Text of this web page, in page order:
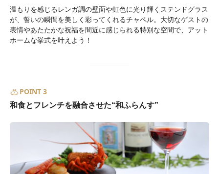
温もりを感じるレンガ調の壁面や虹色に光り輝くステンドグラス
が、誓いの瞬間を美しく彩ってくれるチャペル。大切なゲストの
表情やあたたかな祝福を間近に感じられる特別な空間で、アット
ホームな挙式を叶えよう！
POINT 3
和食とフレンチを融合させた“和ふらんす”